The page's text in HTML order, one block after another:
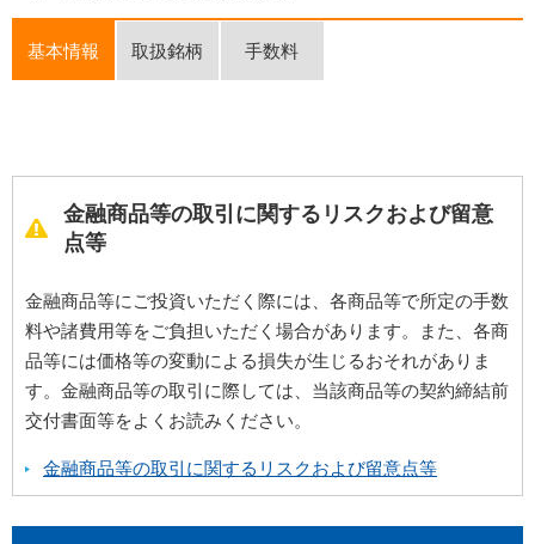
基本情報 取扱銘柄 手数料
金融商品等の取引に関するリスクおよび留意
点等
金融商品等にご投資いただく際には、各商品等で所定の手数
料や諸費用等をご負担いただく場合があります。また、各商
品等には価格等の変動による損失が生じるおそれがありま
す。金融商品等の取引に際しては、当該商品等の契約締結前
交付書面等をよくお読みください。
金融商品等の取引に関するリスクおよび留意点等